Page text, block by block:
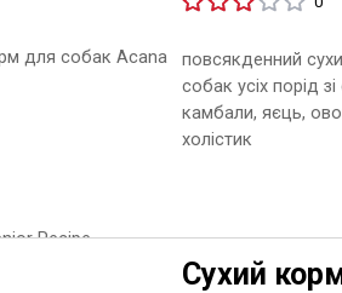
повсякденний
собак усіх порід
камбали, яєць,
холістик
Сухий